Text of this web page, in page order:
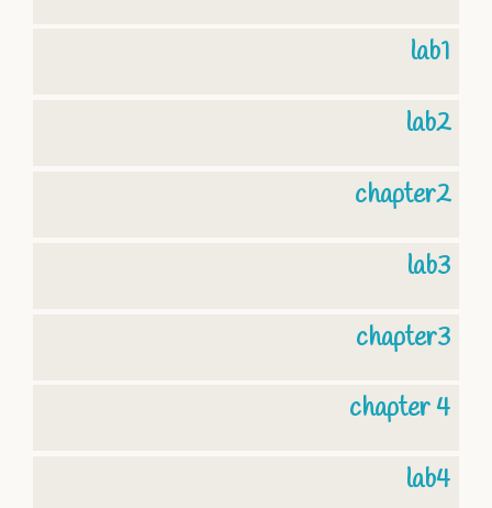
lab1
lab2
chapter2
lab3
chapter3
chapter 4
lab4